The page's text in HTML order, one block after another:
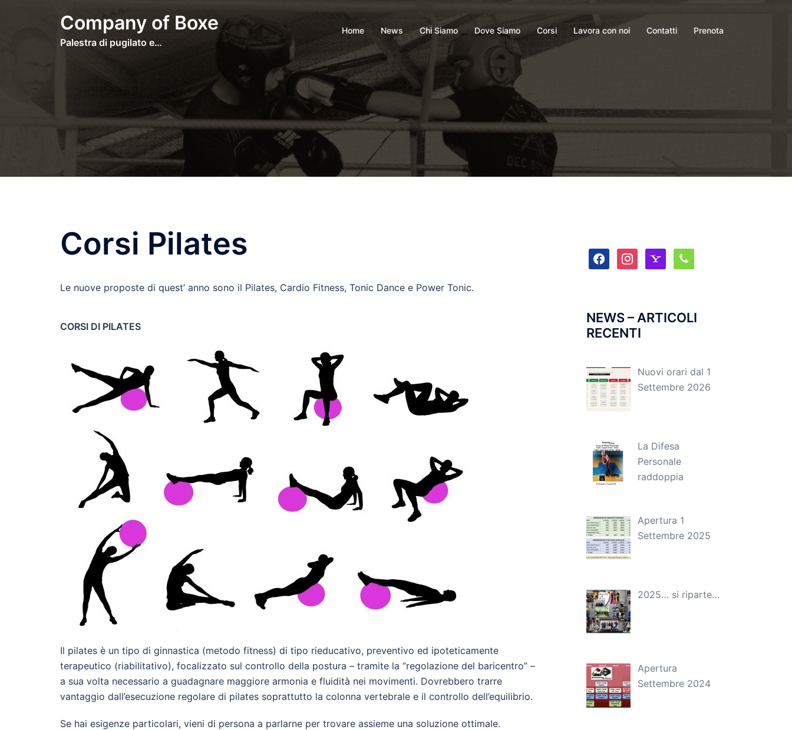
Company of Boxe
Palestra di pugilato e…
Home News Chi Siamo Dove Siamo Corsi Lavora con noi Contatti Prenota
Corsi Pilates
Le nuove proposte di quest’ anno sono il Pilates, Cardio Fitness, Tonic Dance e Power Tonic.
CORSI DI PILATES
Il pilates è un tipo di ginnastica (metodo fitness) di tipo rieducativo, preventivo ed ipoteticamente
terapeutico (riabilitativo), focalizzato sul controllo della postura – tramite la “regolazione del baricentro” –
a sua volta necessario a guadagnare maggiore armonia e fluidità nei movimenti. Dovrebbero trarre
vantaggio dall’esecuzione regolare di pilates soprattutto la colonna vertebrale e il controllo dell’equilibrio.
Se hai esigenze particolari, vieni di persona a parlarne per trovare assieme una soluzione ottimale.
facebookinstagram
yahoo phone
NEWS – ARTICOLI
RECENTI
Nuovi orari dal 1
Settembre 2026
La Difesa
Personale
raddoppia
Apertura 1
Settembre 2025
2025… si riparte…
Apertura
Settembre 2024